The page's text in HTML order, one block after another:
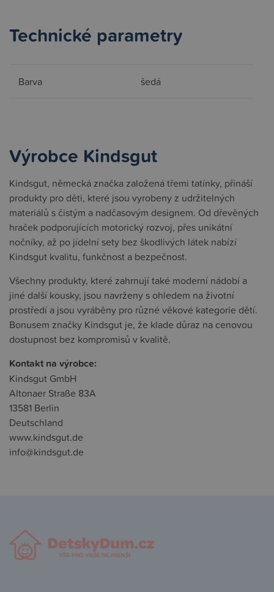
Technické parametry
Barva šedá
Výrobce Kindsgut
Kindsgut, německá značka založená třemi tatínky, přináší
produkty pro děti, které jsou vyrobeny z udržitelných
materiálů s čistým a nadčasovým designem. Od dřevěných
hraček podporujících motorický rozvoj, přes unikátní
nočníky, až po jídelní sety bez škodlivých látek nabízí
Kindsgut kvalitu, funkčnost a bezpečnost.
Všechny produkty, které zahrnují také moderní nádobí a
jiné další kousky, jsou navrženy s ohledem na životní
prostředí a jsou vyráběny pro různé věkové kategorie dětí.
Bonusem značky Kindsgut je, že klade důraz na cenovou
dostupnost bez kompromisů v kvalitě.
Kontakt na výrobce:
Kindsgut GmbH
Altonaer Straße 83A
13581 Berlin
Deutschland
www.kindsgut.de
info@kindsgut.de